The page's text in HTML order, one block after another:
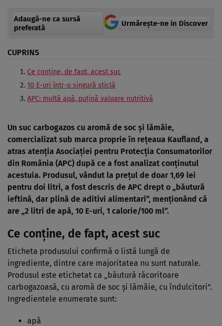
Adaugă-ne ca sursă
preferată
Urmărește-ne in Discover
CUPRINS
Ce conține, de fapt, acest suc
10 E-uri într-o singură sticlă
APC: multă apă, puțină valoare nutritivă
Un suc carbogazos cu aromă de soc și lămâie,
comercializat sub marca proprie în rețeaua Kaufland, a
atras atenția Asociației pentru Protecția Consumatorilor
din România (APC) după ce a fost analizat conținutul
acestuia. Produsul, vândut la prețul de doar 1,69 lei
pentru doi litri, a fost descris de APC drept o „băutură
ieftină, dar plină de aditivi alimentari”, menționând că
are „2 litri de apă, 10 E-uri, 1 calorie/100 ml”.
Ce conține, de fapt, acest suc
Eticheta produsului confirmă o listă lungă de
ingrediente, dintre care majoritatea nu sunt naturale.
Produsul este etichetat ca „băutură răcoritoare
carbogazoasă, cu aromă de soc și lămâie, cu îndulcitori”.
Ingredientele enumerate sunt:
apă